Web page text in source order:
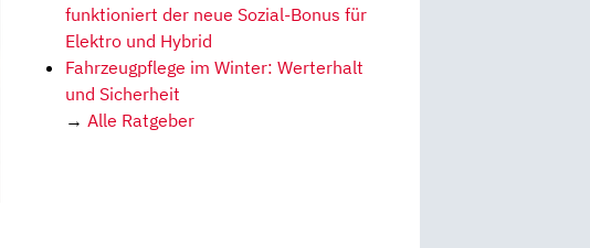
funktioniert der neue Sozial-Bonus für
Elektro und Hybrid
Fahrzeugpflege im Winter: Werterhalt
und Sicherheit
→ Alle Ratgeber